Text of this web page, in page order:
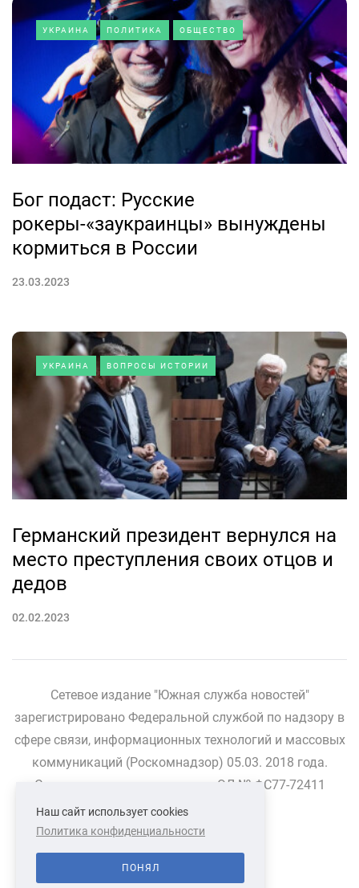
УКРАИНА ПОЛИТИКА ОБЩЕСТВО
Бог подаст: Русские
рокеры-«заукраинцы» вынуждены
кормиться в России
23.03.2023
УКРАИНА ВОПРОСЫ ИСТОРИИ
Германский президент вернулся на
место преступления своих отцов и
дедов
02.02.2023
Сетевое издание "Южная служба новостей"
зарегистрировано Федеральной службой по надзору в
сфере связи, информационных технологий и массовых
коммуникаций (Роскомнадзор) 05.03. 2018 года.
Свидетельство о регистрации ЭЛ № ФС77-72411
СВЯЗАТЬСЯ С НАМИ
Наш сайт использует cookies
Политика конфиденциальности
ПОНЯЛ